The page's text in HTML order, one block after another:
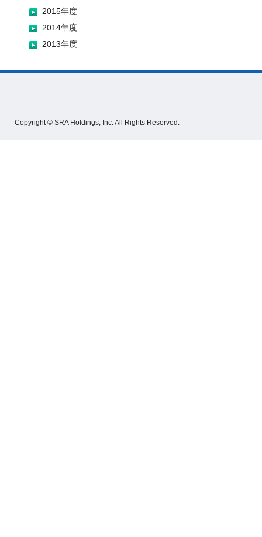
2015年度
2014年度
2013年度
Copyright © SRA Holdings, Inc. All Rights Reserved.